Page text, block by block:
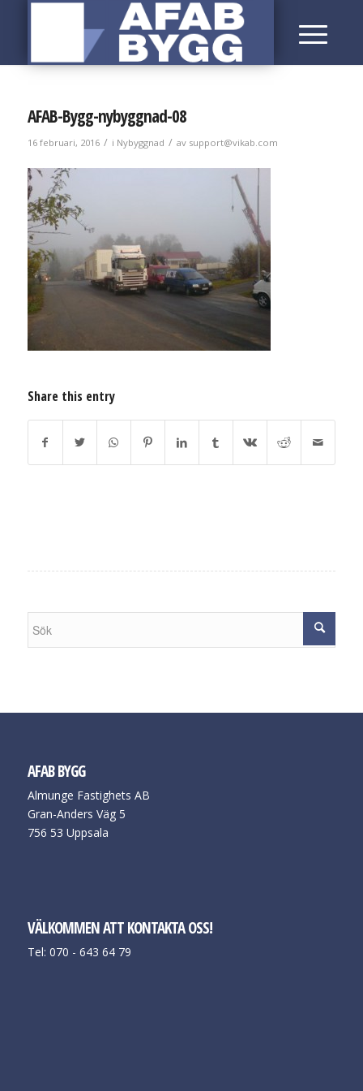
AFAB-Bygg-nybyggnad-08
16 februari, 2016 / i Nybyggnad / av support@vikab.com
Share this entry
AFAB BYGG
Almunge Fastighets AB
Gran-Anders Väg 5
756 53 Uppsala
VÄLKOMMEN ATT KONTAKTA OSS!
Tel: 070 - 643 64 79